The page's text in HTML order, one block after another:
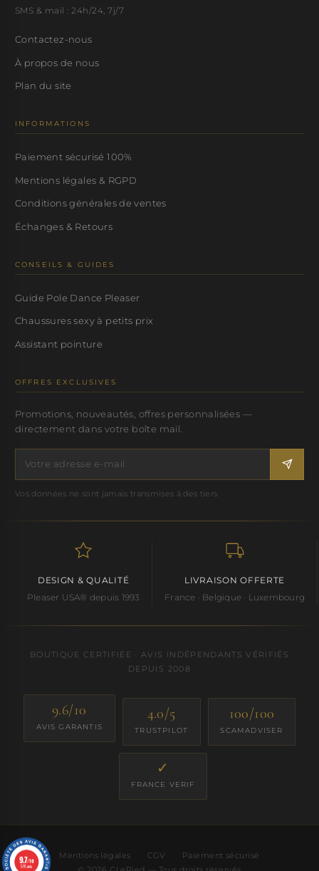
SMS & mail : 24h/24, 7j/7
Contactez-nous
À propos de nous
Plan du site
INFORMATIONS
Paiement sécurisé 100%
Mentions légales & RGPD
Conditions générales de ventes
Échanges & Retours
CONSEILS & GUIDES
Guide Pole Dance Pleaser
Chaussures sexy à petits prix
Assistant pointure
OFFRES EXCLUSIVES
Promotions, nouveautés, offres personnalisées —
directement dans votre boîte mail.
Vos données ne sont jamais transmises à des tiers.
DESIGN & QUALITÉ
Pleaser USA® depuis 1993
LIVRAISON OFFERTE
France · Belgique · Luxembourg
BOUTIQUE CERTIFIÉE · AVIS INDÉPENDANTS VÉRIFIÉS
DEPUIS 2008
9.6/10
AVIS GARANTIS
4.0/5
TRUSTPILOT
100/100
SCAMADVISER
✓
FRANCE VERIF
Mentions légales CGV Paiement sécurisé
9.7/10
575 avis